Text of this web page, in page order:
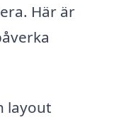
Här är
layout